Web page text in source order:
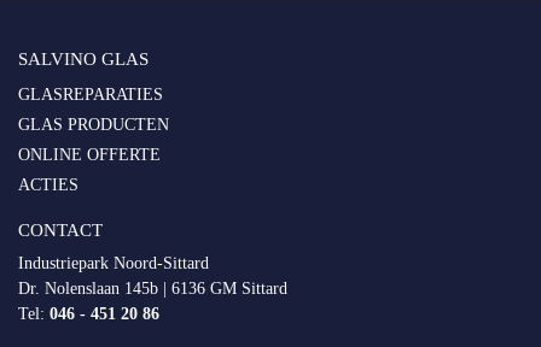
SALVINO GLAS
GLASREPARATIES
GLAS PRODUCTEN
ONLINE OFFERTE
ACTIES
CONTACT
Industriepark Noord-Sittard
Dr. Nolenslaan 145b | 6136 GM Sittard
Tel: 046 - 451 20 86